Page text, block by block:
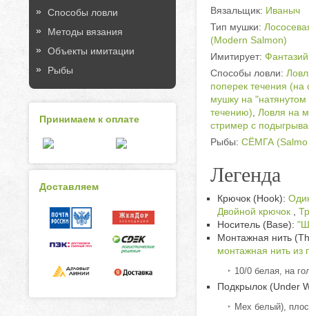
Способы ловли
Методы вязания
Объекты имитации
Рыбы
Принимаем к оплате
Доставляем
Вязальщик: Иваныч
Тип мушки:
(Modern Salmon)
Имитирует:
Способы ловли:
поперек течения (на
мушку на
течению)
Ловля на
стример с
Рыбы: СЁМГА (Salmo
Легенда
Крючок (Hook):
Двойной крючок,
Носитель (Base):
Монтажная нить
монтажная нить из
10/0 белая, на
Подкрылок (Under
Мех белый),